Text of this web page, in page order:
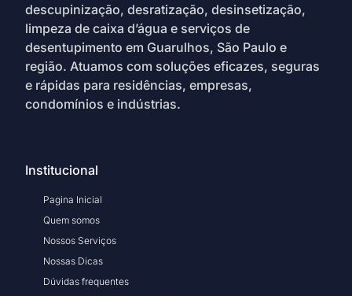
descupinização, desratização, desinsetização,
limpeza de caixa d’água e serviços de
desentupimento em Guarulhos, São Paulo e
região. Atuamos com soluções eficazes, seguras
e rápidas para residências, empresas,
condomínios e indústrias.
Institucional
Pagina Inicial
Quem somos
Nossos Serviços
Nossas Dicas
Dúvidas frequentes